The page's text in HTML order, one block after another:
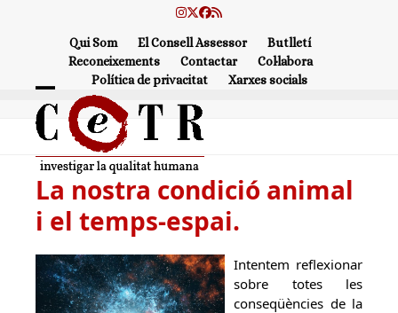
Instagram
Twitter
Facebook
RSS
Qui Som El Consell Assessor
Butlletí
Reconeixements
Contactar
Col·labora
Política de privacitat
Xarxes socials
Open
mobile
menu
Close
mobile
menu
La nostra condició animal
i el temps-espai.
Intentem reflexionar
sobre totes les
conseqüències de la